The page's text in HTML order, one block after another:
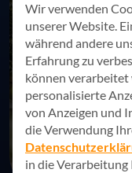
Wir verwenden
unserer Website.
während andere
Erfahrung zu
können verarbeitet
personalisierte
von Anzeigen und
die Verwendung
in die Verarbeitung